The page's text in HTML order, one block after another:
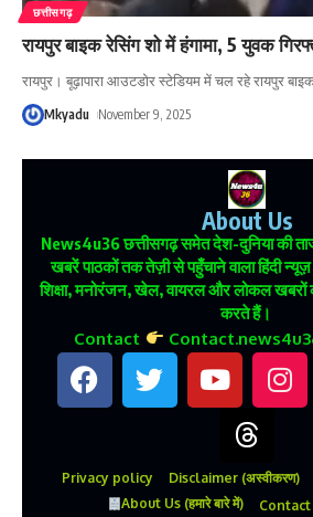
छत्तीसगढ़
रायपुर बाइक रेसिंग शो में हंगामा, 5 युवक
रायपुर। बूढ़ापारा आउटडोर स्टेडियम में चल रहे रायपुर
Mkyadu November 9, 2025
About Us
News4u36छत्तीसगढ़ समेत देश-दुनिया की
खबरें पाठकों तक तेज़ी से पहुँचाने वाला हिंदी न्यूज़
शिक्षा, मनोरंजन, खेल, वायरल और लोकल खबरों
करते हैं।
Contact
Privacy policy Disclaimer (अस्वीकरण)
About Us (हमारे बारे में)
Contact